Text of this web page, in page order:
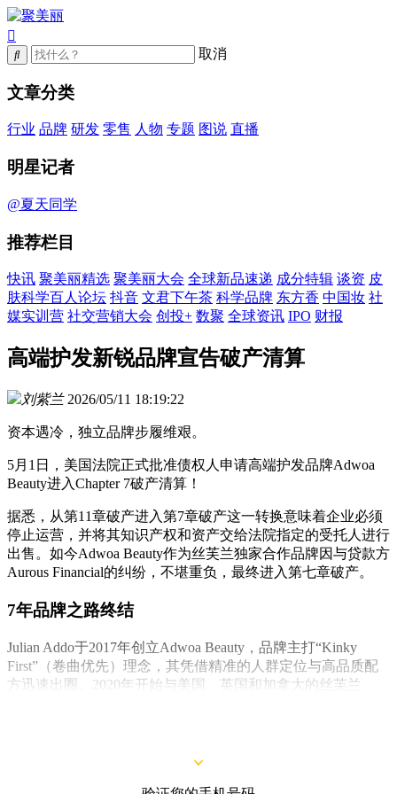
取消
文章分类
行业 品牌 研发 零售 人物 专题 图说 直播
明星记者
@夏天同学
推荐栏目
快讯 聚美丽精选 聚美丽大会 全球新品速递 成分特辑 谈资 皮
肤科学百人论坛 抖音 文君下午茶 科学品牌 东方香 中国妆 社
媒实训营 社交营销大会 创投+ 数聚 全球资讯 IPO 财报
高端护发新锐品牌宣告破产清算
刘紫兰 2026/05/11 18:19:22
资本遇冷，独立品牌步履维艰。
5月1日，美国法院正式批准债权人申请高端护发品牌Adwoa
Beauty进入Chapter 7破产清算！
据悉，从第11章破产进入第7章破产这一转换意味着企业必须
停止运营，并将其知识产权和资产交给法院指定的受托人进行
出售。如今Adwoa Beauty作为丝芙兰独家合作品牌因与贷款方
Aurous Financial的纠纷，不堪重负，最终进入第七章破产。
7年品牌之路终结
Julian Addo于2017年创立Adwoa Beauty，品牌主打“Kinky
First”（卷曲优先）理念，其凭借精准的人群定位与高品质配
方迅速出圈。2020年开始与美国、英国和加拿大的丝芙兰